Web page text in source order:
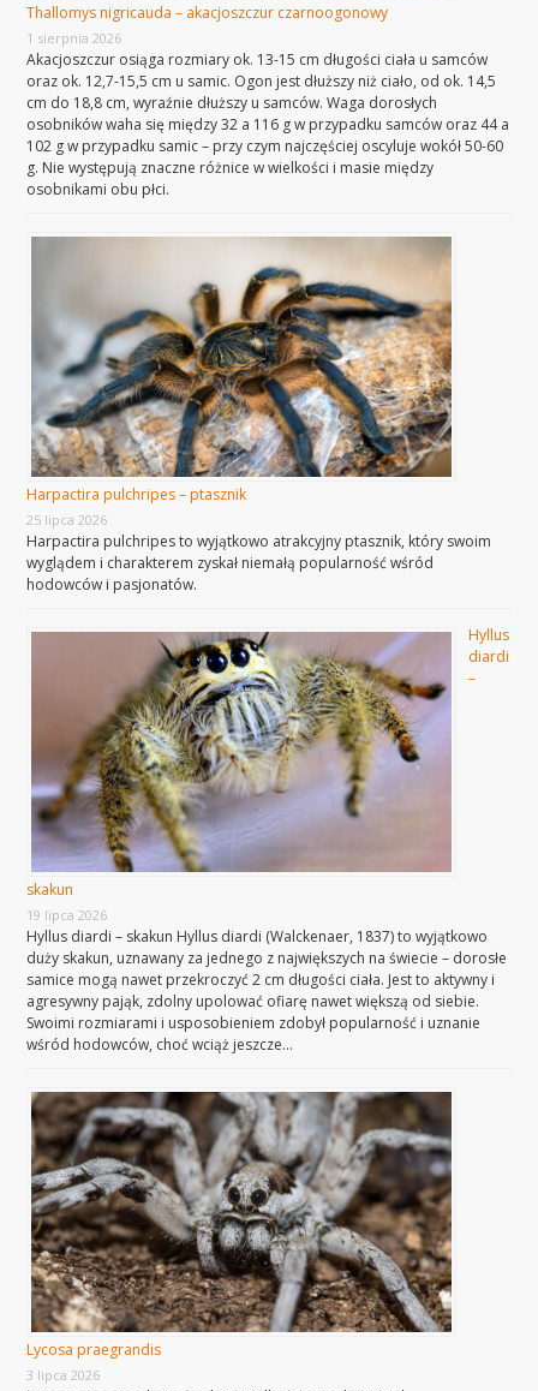
Thallomys nigricauda – akacjoszczur czarnoogonowy
1 sierpnia 2026
Akacjoszczur osiąga rozmiary ok. 13-15 cm długości ciała u samców
oraz ok. 12,7-15,5 cm u samic. Ogon jest dłuższy niż ciało, od ok. 14,5
cm do 18,8 cm, wyraźnie dłuższy u samców. Waga dorosłych
osobników waha się między 32 a 116 g w przypadku samców oraz 44 a
102 g w przypadku samic – przy czym najczęściej oscyluje wokół 50-60
g. Nie występują znaczne różnice w wielkości i masie między
osobnikami obu płci.
Harpactira pulchripes – ptasznik
25 lipca 2026
Harpactira pulchripes to wyjątkowo atrakcyjny ptasznik, który swoim
wyglądem i charakterem zyskał niemałą popularność wśród
hodowców i pasjonatów.
Hyllus
diardi
–
skakun
19 lipca 2026
Hyllus diardi – skakun Hyllus diardi (Walckenaer, 1837) to wyjątkowo
duży skakun, uznawany za jednego z największych na świecie – dorosłe
samice mogą nawet przekroczyć 2 cm długości ciała. Jest to aktywny i
agresywny pająk, zdolny upolować ofiarę nawet większą od siebie.
Swoimi rozmiarami i usposobieniem zdobył popularność i uznanie
wśród hodowców, choć wciąż jeszcze…
Lycosa praegrandis
3 lipca 2026